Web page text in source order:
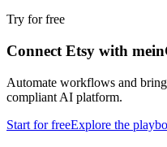
Try for free
Connect Etsy with
Automate workflows and
compliant AI platform.
Start for freeExplore the